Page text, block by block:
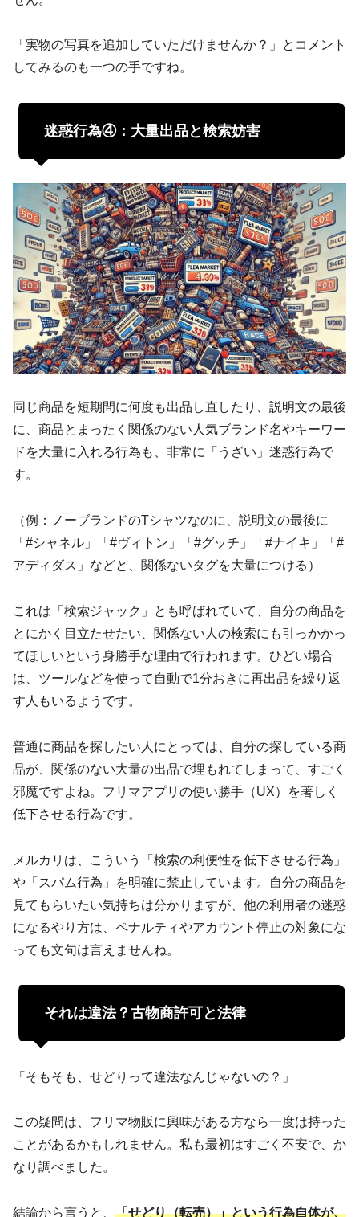
「実物の写真を追加していただけませんか？」とコメント
してみるのも一つの手ですね。
迷惑行為④：大量出品と検索妨害
同じ商品を短期間に何度も出品し直したり、説明文の最後
に、商品とまったく関係のない人気ブランド名やキーワー
ドを大量に入れる行為も、非常に「うざい」迷惑行為で
す。
（例：ノーブランドのTシャツなのに、説明文の最後に
「#シャネル」「#ヴィトン」「#グッチ」「#ナイキ」「#
アディダス」などと、関係ないタグを大量につける）
これは「検索ジャック」とも呼ばれていて、自分の商品を
とにかく目立たせたい、関係ない人の検索にも引っかかっ
てほしいという身勝手な理由で行われます。ひどい場合
は、ツールなどを使って自動で1分おきに再出品を繰り返
す人もいるようです。
普通に商品を探したい人にとっては、
自分の探している商
品が、関係のない大量の出品で埋もれてしまって、すごく
邪魔ですよね。フリマアプリの使い勝手（UX）を著しく
低下させる行為です。
メルカリは、こういう「検索の利便性を低下させる行為」
や「スパム行為」を明確に禁止しています。自分の商品を
見てもらいたい気持ちは分かりますが、他の利用者の迷惑
になるやり方は、ペナルティやアカウント停止の対象にな
っても文句は言えませんね。
それは違法？古物商許可と法律
「そもそも、せどりって違法なんじゃないの？」
この疑問は、フリマ物販に興味がある方なら一度は持った
ことがあるかもしれません。私も最初はすごく不安で、か
なり調べました。
結論から言うと、 「せどり（転売）」という行為自体が、